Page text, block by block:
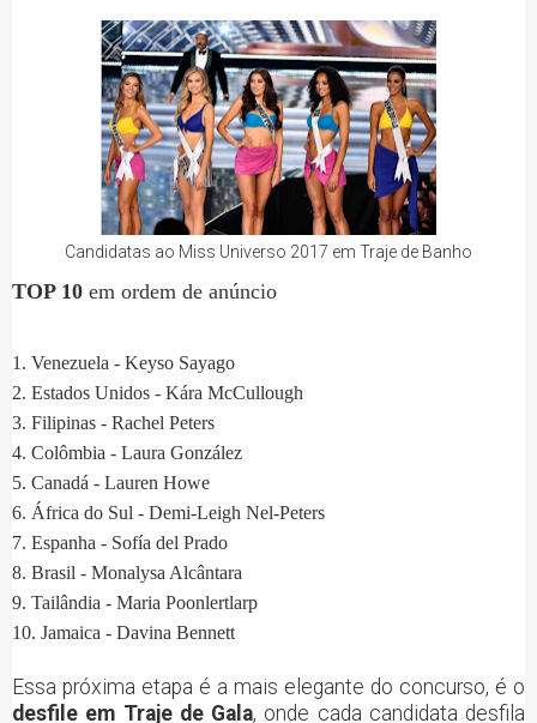
Candidatas ao Miss Universo 2017 em Traje de Banho
TOP 10 em ordem de anúncio
1. Venezuela - Keyso Sayago
2. Estados Unidos - Kára McCullough
3. Filipinas - Rachel Peters
4. Colômbia - Laura González
5. Canadá - Lauren Howe
6. África do Sul - Demi-Leigh Nel-Peters
7. Espanha - Sofía del Prado
8. Brasil - Monalysa Alcântara
9. Tailândia - Maria Poonlertlarp
10. Jamaica - Davina Bennett
Essa próxima etapa é a mais elegante do concurso, é o
desfile em Traje de Gala, onde cada candidata desfila